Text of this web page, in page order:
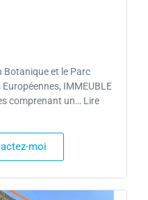
Botanique et le Parc
IMMEUBLE
comprenant un… Lire
moi